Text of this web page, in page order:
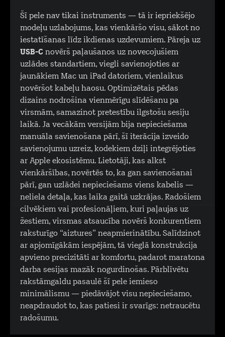
Šī pele nav tikai instruments — tā ir iepriekšējo
modeļu uzlabojums, kas vienkāršo visu, sākot no
iestatīšanas līdz ikdienas uzdevumiem. Pāreja uz
USB-C novērš paļaušanos uz novecojušiem
uzlādes standartiem, viegli savienojoties ar
jaunākiem Mac un iPad datoriem, vienlaikus
novēršot kabeļu haosu. Optimizētais pēdas
dizains nodrošina vienmērīgu slīdēšanu pa
virsmām, samazinot pretestību ilgstošu sesiju
laikā. Ja vecākām versijām bija nepieciešama
manuāla savienošana pārī, šī iterācija izveido
savienojumu uzreiz, kodekiem dziļi integrējoties
ar Apple ekosistēmu. Lietotāji, kas alkst
vienkāršības, novērtēs to, ka gan savienošanai
pārī, gan uzlādei nepieciešams viens kabelis —
neliela detaļa, kas laika gaitā uzkrājas. Radošiem
cilvēkiem vai profesionāļiem, kuri paļaujas uz
žestiem, virsmas atsaucība novērš konkurentiem
raksturīgo “aiztures” neapmierinātību. Salīdzinot
ar apjomīgākām iespējām, tā vieglā konstrukcija
apvieno precizitāti ar komfortu, padarot maratona
darba sesijas mazāk nogurdinošas. Pārblīvētu
rakstāmgaldu pasaulē šī pele iemieso
minimālismu — piedāvājot visu nepieciešamo,
neapdraudot to, kas patiesi ir svarīgs: netraucētu
radošumu.